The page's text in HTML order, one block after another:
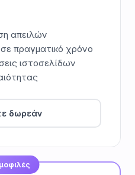
απειλών
πραγματικό χρόνο
ιστοσελίδων
δωρεάν